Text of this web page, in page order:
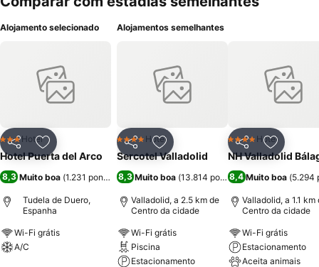
Alojamento selecionado
PartilharAdicionar aos favoritos
3 Estrelas
Hotel
Hotel Puerta del Arco
8,3 Muito boa (1.231 pontuações)
Tudela de Duero,
Espanha
Wi-Fi grátis
A/C
Alojamentos semelhantes
PartilharAdicionar aos favoritos
4 EstrelasHotel
Sercotel Valladolid
8,3 Muito boa (13.814 pontuações)
Valladolid, a 2.5 km de
Centro da cidade
Wi-Fi grátis
Piscina
Estacionamento
Partilhar
4 EstrelasHotel
NH Valladolid
8,4Muito boa (5.294
Valladolid, a 1.1 km
Centro da cidade
Wi-Fi grátis
Estacionamento
Aceita animais